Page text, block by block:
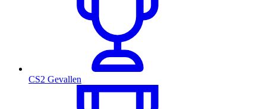
CS2 Gevallen